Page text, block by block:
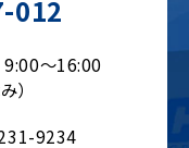
012
9:00〜16:00
）
9234